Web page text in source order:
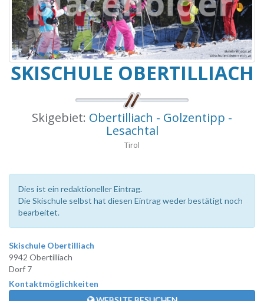
SKISCHULE OBERTILLIACH
Skigebiet: Obertilliach - Golzentipp -
Lesachtal
Tirol
Dies ist ein redaktioneller Eintrag.
Die Skischule selbst hat diesen Eintrag weder bestätigt noch
bearbeitet.
Skischule Obertilliach
9942 Obertilliach
Dorf 7
Kontaktmöglichkeiten